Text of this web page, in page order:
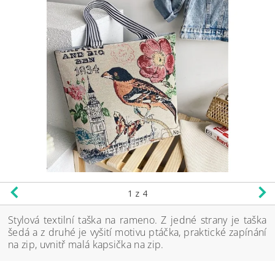
1 z 4
Stylová textilní taška na rameno. Z jedné strany je taška
šedá a z druhé je vyšití motivu ptáčka, praktické zapínání
na zip, uvnitř malá kapsička na zip.